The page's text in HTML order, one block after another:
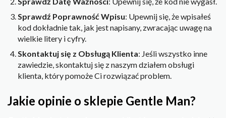
Sprawdź Poprawność Wpisu: Upewnij się, że wpisałeś
kod dokładnie tak, jak jest napisany, zwracając uwagę na
wielkie litery i cyfry.
Skontaktuj się z Obsługą Klienta: Jeśli wszystko inne
zawiedzie, skontaktuj się z naszym działem obsługi
klienta, który pomoże Ci rozwiązać problem.
Jakie opinie o sklepie Gentle Man?